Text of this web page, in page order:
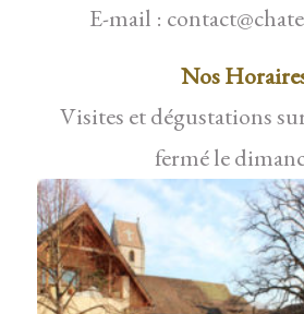
E-mail :
Nos
Visites et dégustations
fermé le